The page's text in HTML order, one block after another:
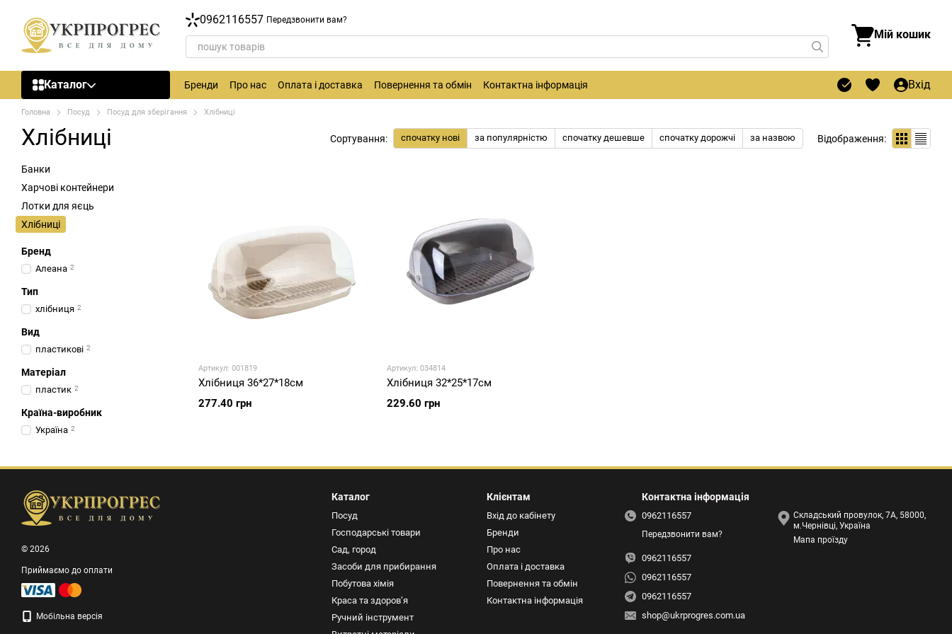
0962116557 Передзвонити вам?
Мій кошик
Каталог Бренди Про нас Оплата і доставка Повернення та обмін Контактна інформація Вхід
Головна Посуд Посуд для зберігання Хлібниці
Хлібниці Сортування: спочатку нові за популярністю спочатку дешевше спочатку дорожчі за назвою Відображення:
Артикул: 001819
Хлібниця 36*27*18см
277.40 грн
Артикул: 034814
Хлібниця 32*25*17см
229.60 грн
Банки
Харчові контейнери
Лотки для яєць
Хлібниці
Бренд
Алеана 2
Тип
хлібниця 2
Вид
пластикові 2
Матеріал
пластик 2
Країна-виробник
Україна 2
© 2026
Приймаємо до оплати
Мобільна версія
Каталог
Посуд
Господарські товари
Сад, город
Засоби для прибирання
Побутова хімія
Краса та здоров’я
Ручний інструмент
Клієнтам
Вхід до кабінету
Бренди
Про нас
Оплата і доставка
Повернення та обмін
Контактна інформація
Контактна інформація
0962116557
Передзвонити вам?
0962116557
0962116557
0962116557
shop@ukrprogres.com.ua
Складський провулок, 7А, 58000,
м.Чернівці, Україна
Мапа проїзду